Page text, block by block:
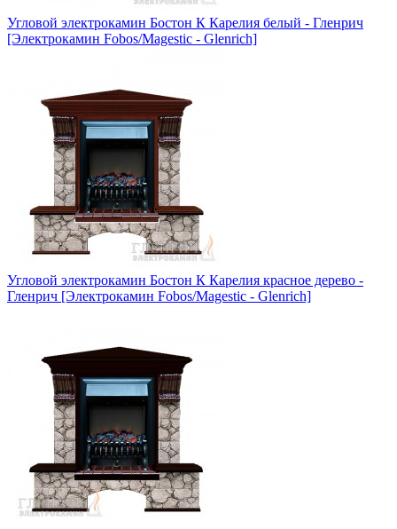
Угловой электрокамин Бостон К Карелия белый - Гленрич
[Электрокамин Fobos/Magestic - Glenrich]
Угловой электрокамин Бостон К Карелия красное дерево -
Гленрич [Электрокамин Fobos/Magestic - Glenrich]